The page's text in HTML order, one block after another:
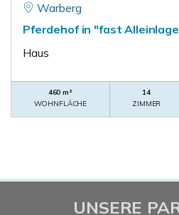
Warberg
Pferdehof in "fast
Haus
460 m²
WOHNFLÄCHE
14
ZIMMER
UNSERE